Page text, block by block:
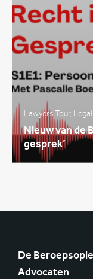
Lawyers Tour,
Nieuw van de
gesprek’
De
Advocaten